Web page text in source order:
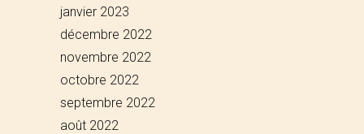
janvier 2023
décembre 2022
novembre 2022
octobre 2022
septembre 2022
août 2022